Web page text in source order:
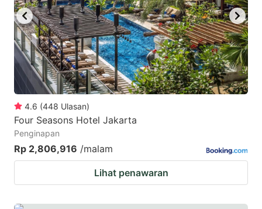
to
get
the
keyboard
shortcuts
for
changing
dates.
to
get
the
keyboard
shortcuts
4.6 (448 Ulasan)
Four Seasons Hotel Jakarta
Penginapan
Rp 2,806,916 /malam
Lihat penawaran